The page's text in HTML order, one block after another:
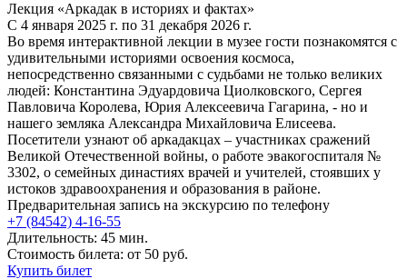
Лекция «Аркадак в историях и фактах»
С 4 января 2025 г. по 31 декабря 2026 г.
Во время интерактивной лекции в музее гости познакомятся с
удивительными историями освоения космоса,
непосредственно связанными с судьбами не только великих
людей: Константина Эдуардовича Циолковского, Сергея
Павловича Королева, Юрия Алексеевича Гагарина, - но и
нашего земляка Александра Михайловича Елисеева.
Посетители узнают об аркадакцах – участниках сражений
Великой Отечественной войны, о работе эвакогоспиталя №
3302, о семейных династиях врачей и учителей, стоявших у
истоков здравоохранения и образования в районе.
Предварительная запись на экскурсию по телефону
+7 (84542) 4-16-55
Длительность: 45 мин.
Стоимость билета: от 50 руб.
Купить билет